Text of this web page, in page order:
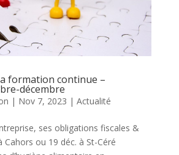
formation continue –
décembre
| Nov 7, 2023 | Actualité
ses obligations fiscales &
Cahors ou 19 déc. à St-Céré